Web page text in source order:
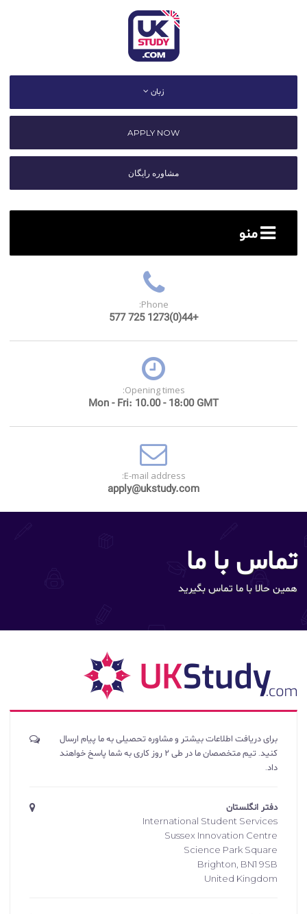
زبان
APPLY NOW
مشاوره رایگان
منو
Phone:
+44(0)1273 725 577
Opening times:
Mon - Fri: 10.00 - 18:00 GMT
E-mail address:
apply@ukstudy.com
تماس با ما
همین حالا با ما تماس بگیرید
برای دریافت اطلاعات بیشتر و مشاوره تحصیلی به ما پیام ارسال
کنید. تیم متخصصان ما در طی ۲ روز کاری به شما پاسخ خواهند
داد.
دفتر انگلستان
International Student Services
Sussex Innovation Centre
Science Park Square
Brighton, BN1 9SB
United Kingdom